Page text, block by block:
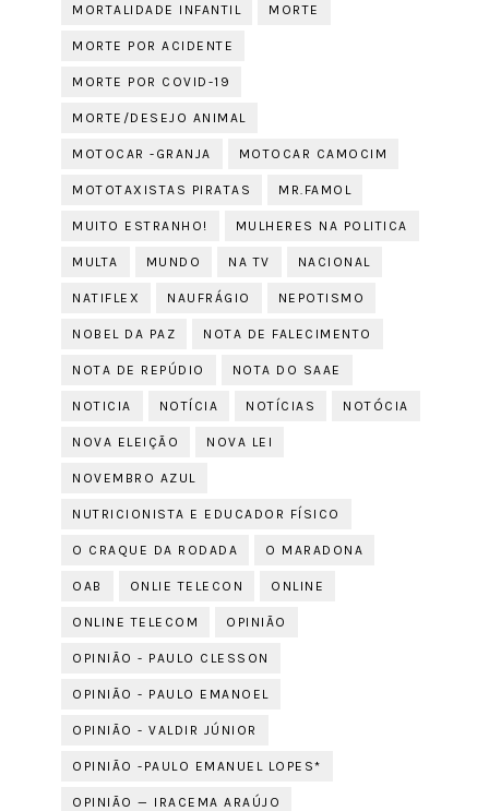
MORTALIDADE INFANTIL MORTE
MORTE POR ACIDENTE
MORTE POR COVID-19
MORTE/DESEJO ANIMAL
MOTOCAR -GRANJA MOTOCAR CAMOCIM
MOTOTAXISTAS PIRATAS MR.FAMOL
MUITO ESTRANHO! MULHERES NA POLITICA
MULTA MUNDO NA TV NACIONAL
NATIFLEX NAUFRÁGIO NEPOTISMO
NOBEL DA PAZ NOTA DE FALECIMENTO
NOTA DE REPÚDIO NOTA DO SAAE
NOTICIA NOTÍCIA NOTÍCIAS NOTÓCIA
NOVA ELEIÇÃO NOVA LEI
NOVEMBRO AZUL
NUTRICIONISTA E EDUCADOR FÍSICO
O CRAQUE DA RODADA O MARADONA
OAB ONLIE TELECON ONLINE
ONLINE TELECOM OPINIÃO
OPINIÃO - PAULO CLESSON
OPINIÃO - PAULO EMANOEL
OPINIÃO - VALDIR JÚNIOR
OPINIÃO -PAULO EMANUEL LOPES*
OPINIÃO — IRACEMA ARAÚJO